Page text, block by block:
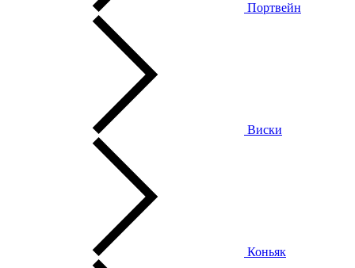
Портвейн
Виски
Коньяк